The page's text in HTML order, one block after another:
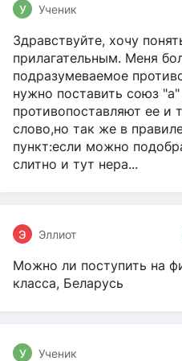
У Ученик
Здравствуйте, хочу
прилагательным. Меня
подразумеваемое
нужно поставить союз
противопоставляют ее и
слово,но так же в
пункт:если можно
слитно и тут нера...
Э Эллиот
Можно ли поступить на
класса, Беларусь
У Ученик